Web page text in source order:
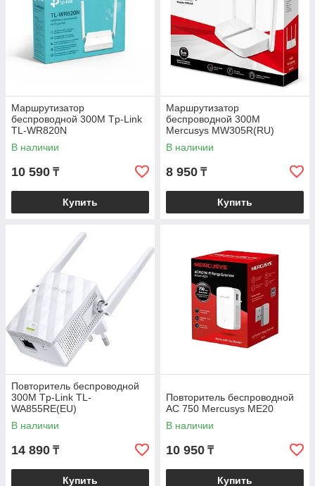
Маршрутизатор
беспроводной 300M Tp-Link
TL-WR820N
В наличии
10 590 ₸
Купить
Маршрутизатор
беспроводной 300M
Mercusys MW305R(RU)
В наличии
8 950 ₸
Купить
Повторитель беспроводной
300M Tp-Link TL-
WA855RE(EU)
В наличии
14 890 ₸
Купить
Повторитель беспроводной
AC 750 Mercusys ME20
В наличии
10 950 ₸
Купить